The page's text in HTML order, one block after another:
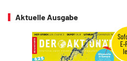
Aktuelle Ausgabe